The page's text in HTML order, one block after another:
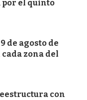
por el quinto
de agosto de
zona del
con